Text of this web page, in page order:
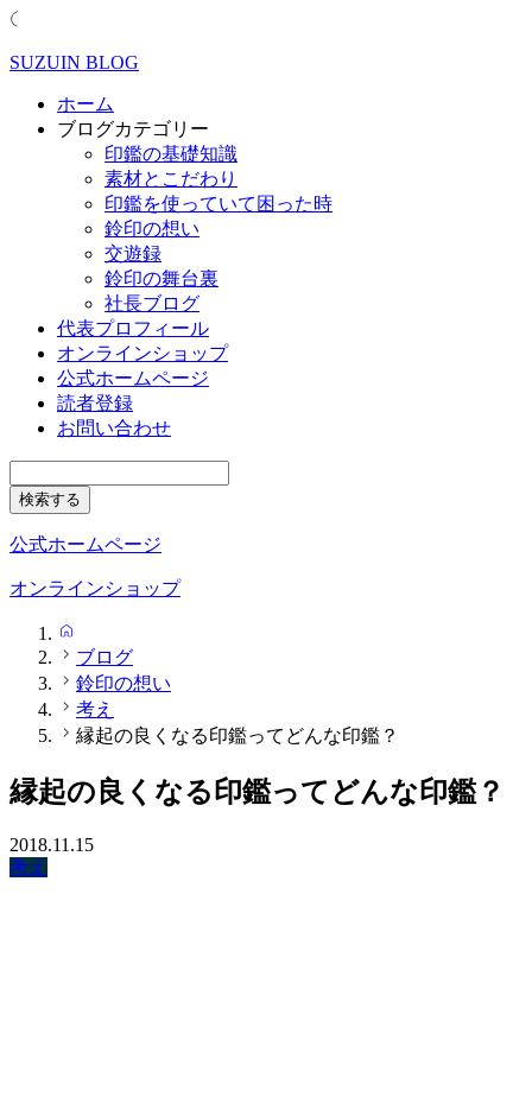
SUZUIN BLOG
ホーム
ブログカテゴリー
印鑑の基礎知識
素材とこだわり
印鑑を使っていて困った時
鈴印の想い
交遊録
鈴印の舞台裏
社長ブログ
代表プロフィール
オンラインショップ
公式ホームページ
読者登録
お問い合わせ
公式ホームページ
オンラインショップ
ブログ
鈴印の想い
考え
縁起の良くなる印鑑ってどんな印鑑？
縁起の良くなる印鑑ってどんな印鑑？
2018.11.15
考え